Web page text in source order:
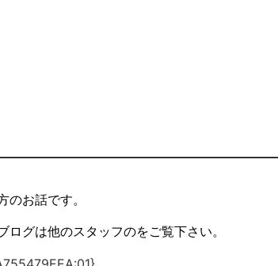
お話です。
グは他のスタッフのをご覧下さい。